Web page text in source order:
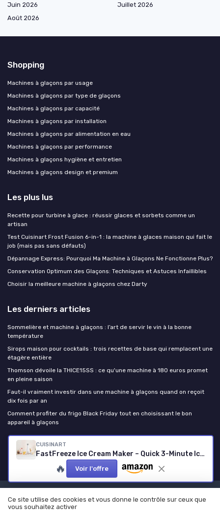
CUISINART
FastFreeze Ice Cream Maker – Quick 3-Minute Ice Cream Machine with 5 Presets – Compact, Easy to Clean, Half-Pint Capacity, ICE-FD10
🔥 Voir l'offre
Juin 2026
Juillet 2026
Août 2026
Shopping
Machines à glaçons par usage
Machines à glaçons par type de glaçons
Machines à glaçons par capacité
Machines à glaçons par installation
Machines à glaçons par alimentation en eau
Machines à glaçons par performance
Machines à glaçons hygiène et entretien
Machines à glaçons design et premium
Les plus lus
Recette pour turbine à glace : réussir glaces et sorbets comme un
artisan
Test Cuisinart Frost Fusion 6-in-1 : la machine à glaces maison qui fait le
job (mais pas sans défauts)
Dépannage Express: Pourquoi Ma Machine à Glaçons Ne Fonctionne Plus?
Conservation Optimum des Glaçons: Techniques et Astuces Infaillibles
Choisir la meilleure machine à glaçons chez Darty
Les derniers articles
Sommelière et machine à glaçons : l’art de servir le vin à la bonne
température
Sirops maison pour cocktails : trois recettes de base qui remplacent une
étagère entière
Thomson dévoile la THICE15SS : ce qu'une machine à 180 euros promet
en pleine saison
Faut-il vraiment investir dans une machine à glaçons quand on reçoit
dix fois par an
Comment profiter du frigo Black Friday tout en choisissant le bon
appareil à glaçons
Machine a Glacon
Mentions légales
Politique de confidentialité
© Machine a Glacon 2026
Ce site utilise des cookies et vous donne le contrôle sur ceux que
vous souhaitez activer